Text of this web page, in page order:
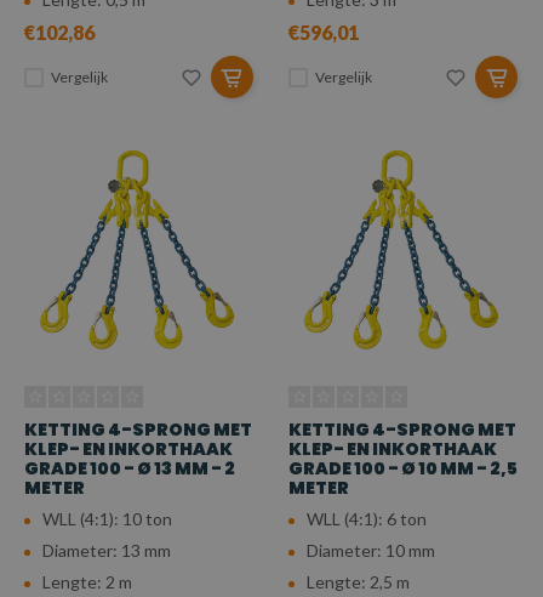
€102,86
Vergelijk
€596,01
Vergelijk
KETTING 4-SPRONG MET
KLEP- EN INKORTHAAK
GRADE 100 - Ø 13 MM - 2
METER
WLL (4:1): 10 ton
Diameter: 13 mm
Lengte: 2 m
KETTING 4-SPRONG MET
KLEP- EN INKORTHAAK
GRADE 100 - Ø 10 MM - 2,5
METER
WLL (4:1): 6 ton
Diameter: 10 mm
Lengte: 2,5 m